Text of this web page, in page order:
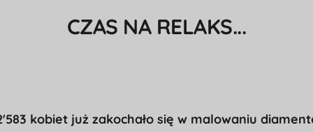
CZAS NA RELAKS...
kobiet już zakochało się w malowaniu